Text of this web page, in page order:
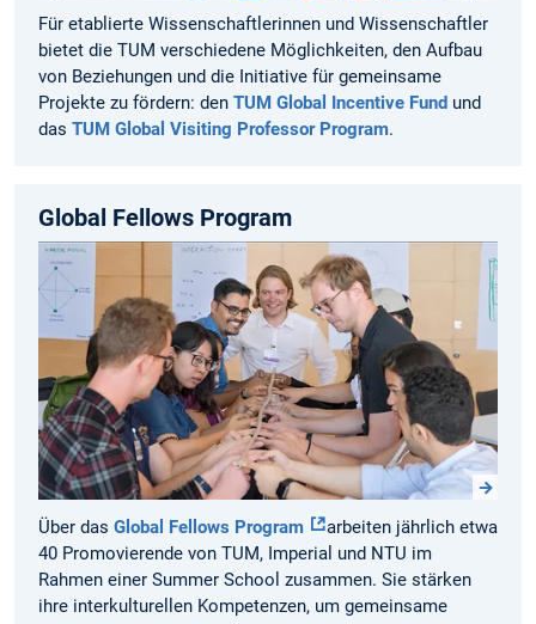
Für etablierte Wissenschaftlerinnen und Wissenschaftler
bietet die TUM verschiedene Möglichkeiten, den Aufbau
von Beziehungen und die Initiative für gemeinsame
Projekte zu fördern: den TUM Global Incentive Fund und
das TUM Global Visiting Professor Program.
Global Fellows Program
Über das Global Fellows Program
arbeiten jährlich etwa
40 Promovierende von TUM, Imperial und NTU im
Rahmen einer Summer School zusammen. Sie stärken
ihre interkulturellen Kompetenzen, um gemeinsame